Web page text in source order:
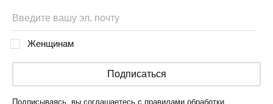
Женщинам
Подписаться
Подписываясь, вы соглашаетесь с правилами обработки